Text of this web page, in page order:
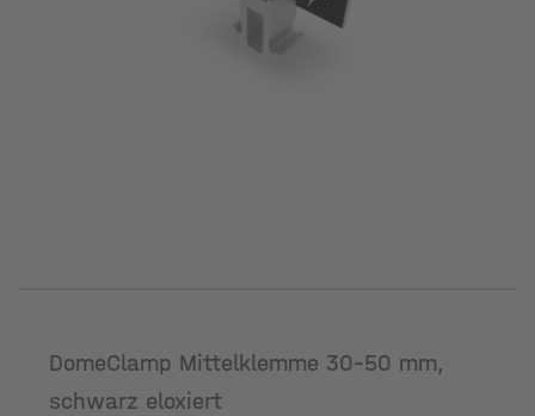
DomeClamp Mittelklemme 30-50 mm,
schwarz eloxiert